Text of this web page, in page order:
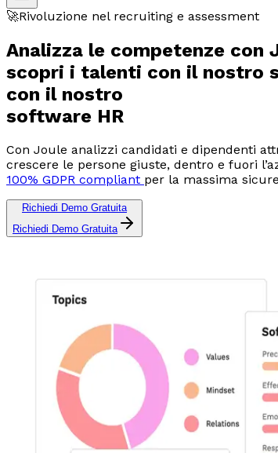
🚀Rivoluzione nel recruiting e assessment
Analizza le competenze con
scopri i talenti con il nostro
con il nostro
software HR
Con Joule analizzi candidati e dipendenti
crescere le persone giuste, dentro e fuori
100% GDPR compliant per la massima
Richiedi Demo Gratuita
Richiedi Demo Gratuita